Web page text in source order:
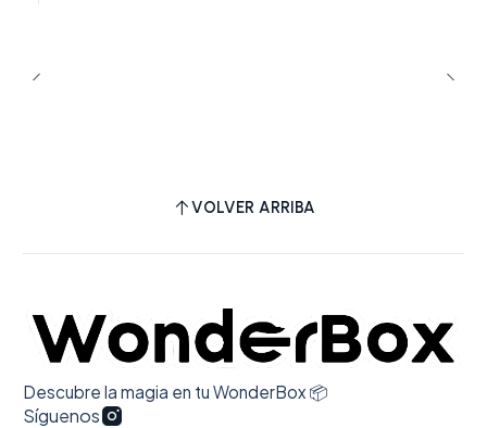
VOLVER ARRIBA
Descubre la magia en tu WonderBox 📦
Síguenos